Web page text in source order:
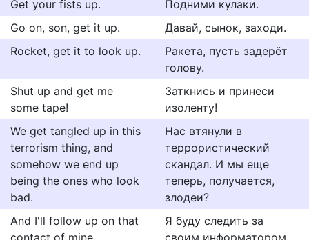
Get your fists up.
Подними кулаки.
Go on, son, get it up.
Давай, сынок, заходи.
Rocket, get it to look up.
Ракета, пусть задерёт
голову.
Shut up and get me
some tape!
Заткнись и принеси
изоленту!
We get tangled up in this
terrorism thing, and
somehow we end up
being the ones who look
bad.
Нас втянули в
террористический
скандал. И мы еще
теперь, получается,
злодеи?
And I'll follow up on that
contact of mine,
Я буду следить за
своим информатором,